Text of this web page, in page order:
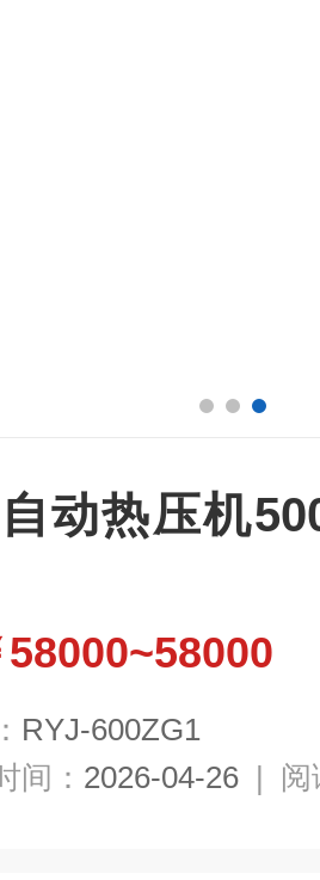
动热压机
58000~58000
RYJ-600ZG1
间： 2026-04-26 | 阅